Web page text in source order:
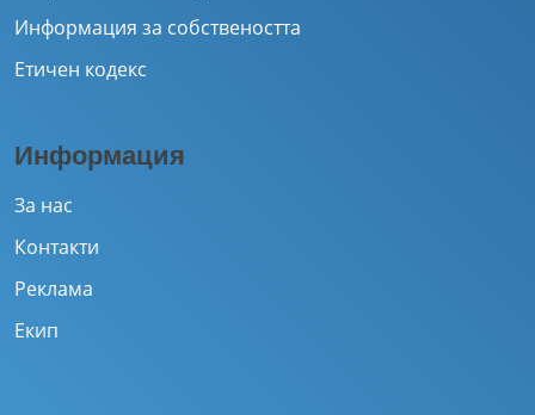
Информация за собствеността
Етичен кодекс
Информация
За нас
Контакти
Реклама
Екип